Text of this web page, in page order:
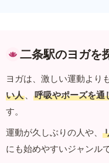
二条駅のヨガを
ヨガは、激しい運動より
い人 、 呼吸やポーズを通
す。
運動が久しぶりの人や、
にも始めやすいジャンルで